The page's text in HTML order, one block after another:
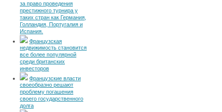
за право проведения
престижного турнира у
таких стран как Германия,
Голландия, Португалия и
Испания.
Французская
недвижимость становится
все более популярной
среди британских
инвесторов
Французские власти
своеобразно решают
проблему погашения
своего государственного
долга